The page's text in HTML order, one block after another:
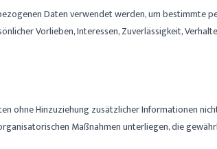
Daten verwendet werden, um bestimmte
Vorlieben, Interessen, Zuverlässigkeit,
ohne Hinzuziehung zusätzlicher Informationen
Maßnahmen unterliegen, die